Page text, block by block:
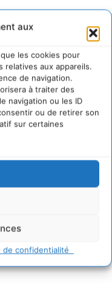
aux
les cookies pour
relatives aux appareils.
de navigation.
à traiter des
navigation ou les ID
ou de retirer son
sur certaines
de confidentialité